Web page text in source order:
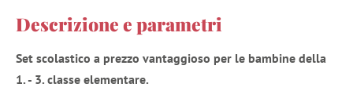
Descrizione e parametri
Set scolastico a prezzo vantaggioso per le bambine della
1. - 3. classe elementare.